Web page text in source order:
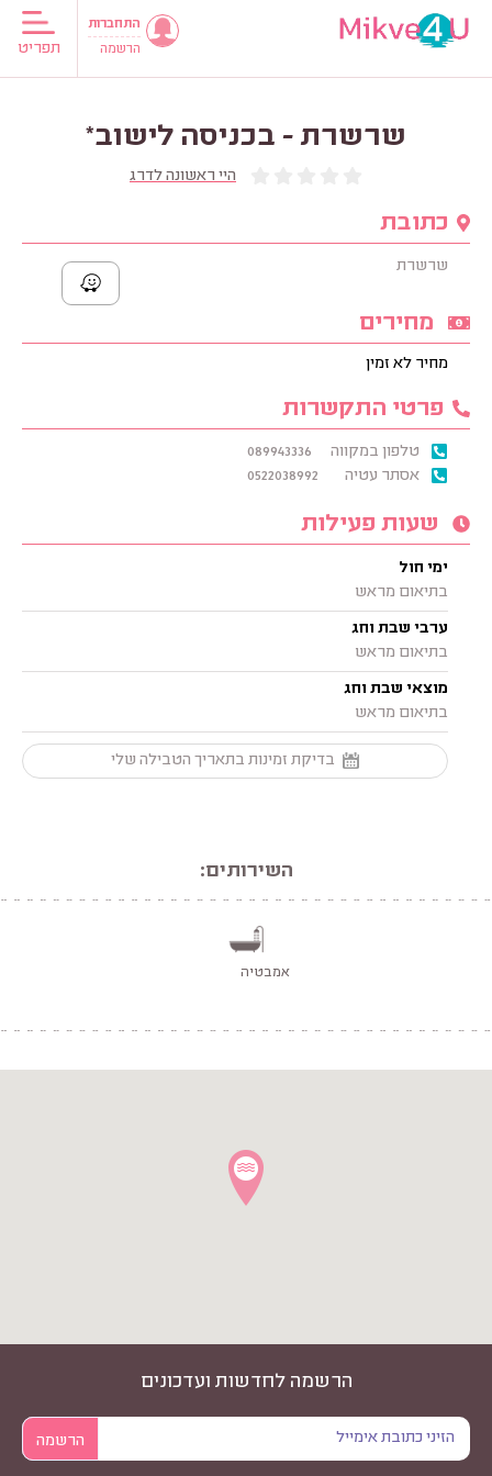
תפריט
התחברות
הרשמה
שרשרת - בכניסה לישוב*
היי ראשונה לדרג
כתובת
שרשרת
מחירים
מחיר לא זמין
פרטי התקשרות
טלפון במקווה
089943336
אסתר עטיה
0522038992
שעות פעילות
ימי חול
בתיאום מראש
ערבי שבת וחג
בתיאום מראש
מוצאי שבת וחג
בתיאום מראש
בדיקת זמינות בתאריך הטבילה שלי
השירותים:
אמבטיה
הרשמה לחדשות ועדכונים